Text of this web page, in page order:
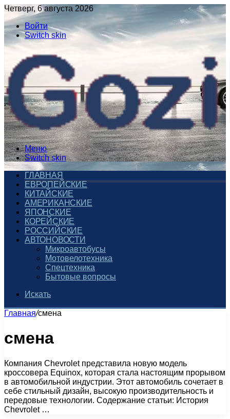
Четверг, 6 августа 2026
Войти
Switch skin
Меню
Switch skin
ГЛАВНАЯ
ЕВРОПЕЙСКИЕ
КИТАЙСКИЕ
АМЕРИКАНСКИЕ
ЯПОНСКИЕ
КОРЕЙСКИЕ
РОССИЙСКИЕ
АВТОНОВОСТИ
Микроавтобусы
Мотовелотехника
Спецтехника
Бытовые вопросы
Искать
Главная/смена
смена
Компания Chevrolet представила новую модель
кроссовера Equinox, которая стала настоящим прорывом
в автомобильной индустрии. Этот автомобиль сочетает в
себе стильный дизайн, высокую производительность и
передовые технологии. Содержание статьи: История
Chevrolet …